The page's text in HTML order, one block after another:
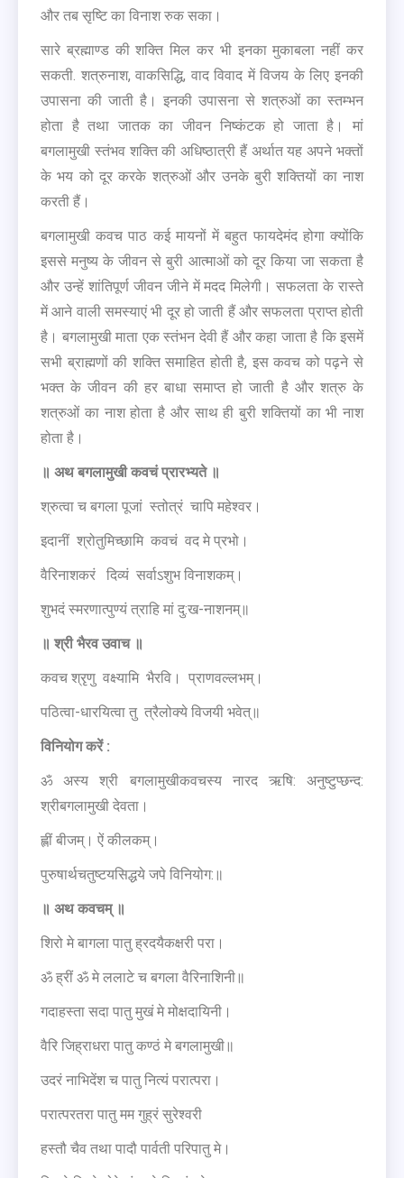
और तब सृष्टि का विनाश रुक सका।
सारे ब्रह्माण्ड की शक्ति मिल कर भी इनका मुकाबला नहीं कर
सकती. शत्रुनाश, वाकसिद्धि, वाद विवाद में विजय के लिए इनकी
उपासना की जाती है। इनकी उपासना से शत्रुओं का स्तम्भन
होता है तथा जातक का जीवन निष्कंटक हो जाता है। मां
बगलामुखी स्तंभव शक्ति की अधिष्ठात्री हैं अर्थात यह अपने भक्तों
के भय को दूर करके शत्रुओं और उनके बुरी शक्तियों का नाश
करती हैं।
बगलामुखी कवच पाठ कई मायनों में बहुत फायदेमंद होगा क्योंकि
इससे मनुष्य के जीवन से बुरी आत्माओं को दूर किया जा सकता है
और उन्हें शांतिपूर्ण जीवन जीने में मदद मिलेगी। सफलता के रास्ते
में आने वाली समस्याएं भी दूर हो जाती हैं और सफलता प्राप्त होती
है। बगलामुखी माता एक स्तंभन देवी हैं और कहा जाता है कि इसमें
सभी ब्राह्मणों की शक्ति समाहित होती है, इस कवच को पढ़ने से
भक्त के जीवन की हर बाधा समाप्त हो जाती है और शत्रु के
शत्रुओं का नाश होता है और साथ ही बुरी शक्तियों का भी नाश
होता है।
॥ अथ बगलामुखी कवचं प्रारभ्यते ॥
श्रुत्वा च बगला पूजां स्तोत्रं चापि महेश्वर।
इदानीं श्रोतुमिच्छामि कवचं वद मे प्रभो।
वैरिनाशकरं दिव्यं सर्वाऽशुभ विनाशकम्।
शुभदं स्मरणात्पुण्यं त्राहि मां दु:ख-नाशनम्॥
॥ श्री भैरव उवाच ॥
कवच श्रृणु वक्ष्यामि भैरवि। प्राणवल्लभम्।
पठित्वा-धारयित्वा तु त्रैलोक्ये विजयी भवेत्॥
विनियोग करें :
ॐ अस्य श्री बगलामुखीकवचस्य नारद ऋषि: अनुष्टुप्छन्द:
श्रीबगलामुखी देवता।
ह्लीं बीजम्। ऐं कीलकम्।
पुरुषार्थचतुष्टयसिद्धये जपे विनियोग:॥
॥ अथ कवचम् ॥
शिरो मे बागला पातु ह्रदयैकक्षरी परा।
ॐ ह्रीं ॐ मे ललाटे च बगला वैरिनाशिनी॥
गदाहस्ता सदा पातु मुखं मे मोक्षदायिनी।
वैरि जिह्राधरा पातु कण्ठं मे बगलामुखी॥
उदरं नाभिदेंश च पातु नित्यं परात्परा।
परात्परतरा पातु मम गुह्रं सुरेश्वरी
हस्तौ चैव तथा पादौ पार्वती परिपातु मे।